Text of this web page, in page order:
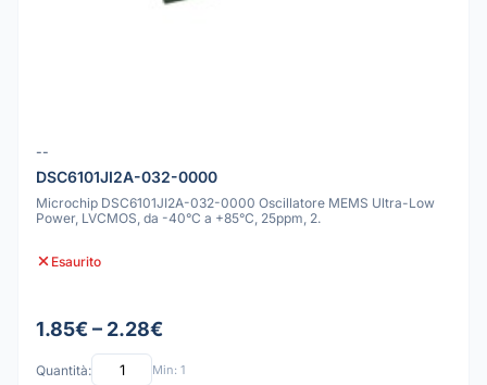
--
DSC6101JI2A-032-0000
Microchip DSC6101JI2A-032-0000 Oscillatore MEMS Ultra-Low
Power, LVCMOS, da -40°C a +85°C, 25ppm, 2.
Esaurito
1.85€ – 2.28€
Quantità: Min: 1